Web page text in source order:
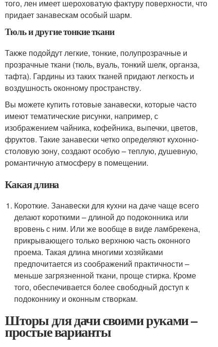
того, лен имеет шероховатую фактуру поверхности, что
придает занавескам особый шарм.
Тюль и другие тонкие ткани
Также подойдут легкие, тонкие, полупрозрачные и
прозрачные ткани (тюль, вуаль, тонкий шелк, органза,
тафта). Гардины из таких тканей придают легкость и
воздушность оконному пространству.
Вы можете купить готовые занавески, которые часто
имеют тематические рисунки, например, с
изображением чайника, кофейника, выпечки, цветов,
фруктов. Такие занавески четко определяют кухонно-
столовую зону, создают особую – теплую, душевную,
романтичную атмосферу в помещении.
Какая длина
Короткие. Занавески для кухни на даче чаще всего
делают короткими – длиной до подоконника или
вровень с ним. Или же вообще в виде ламбрекена,
прикрывающего только верхнюю часть оконного
проема. Такая длина многими хозяйками
предпочитается из соображений практичности –
меньше загрязненной ткани, проще стирка. Кроме
того, обеспечивается более свободный доступ к
подоконнику и оконным створкам.
Шторы для дачи своими руками –
простые варианты